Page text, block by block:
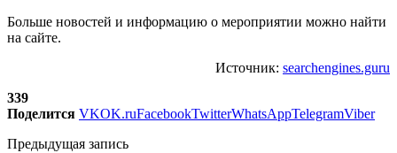
Больше новостей и информацию о мероприятии можно найти
на сайте.
Источник: searchengines.guru
339
Поделится VKOK.ruFacebookTwitterWhatsAppTelegramViber
Предыдущая запись